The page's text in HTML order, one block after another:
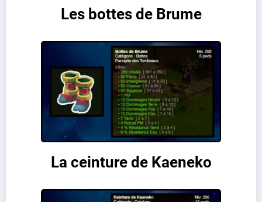
Les bottes de Brume
La ceinture de Kaeneko